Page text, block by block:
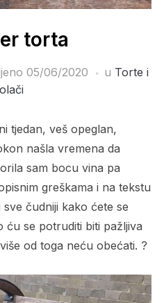
torta
05/06/2020 u Torte i
tjedan, veš opeglan,
našla vremena da
sam bocu vina pa
greškama i na tekstu
čudniji kako ćete se
ću se potruditi biti pažljiva
od toga neću obećati. ?